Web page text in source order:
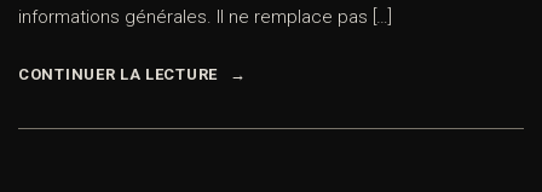
informations générales. Il ne remplace pas […]
CONTINUER LA LECTURE